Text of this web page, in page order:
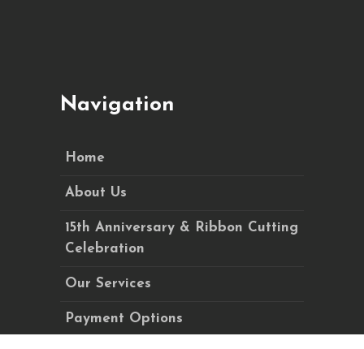
Navigation
Home
About Us
15th Anniversary & Ribbon Cutting
Celebration
Our Services
Payment Options